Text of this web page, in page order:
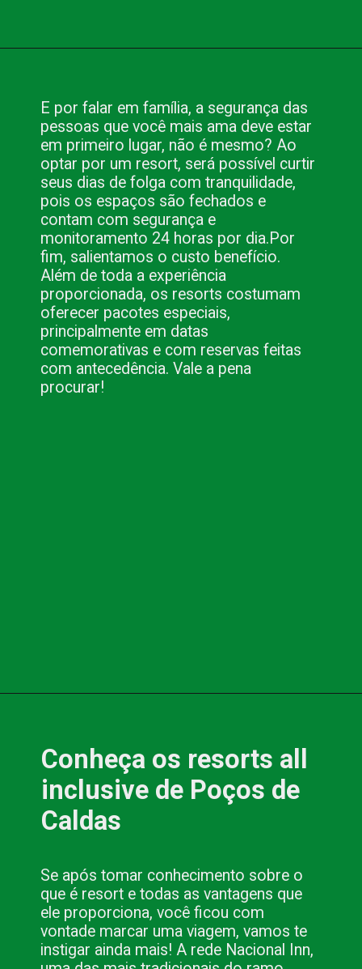
E por falar em família, a segurança das
pessoas que você mais ama deve estar
em primeiro lugar, não é mesmo? Ao
optar por um resort, será possível curtir
seus dias de folga com tranquilidade,
pois os espaços são fechados e
contam com segurança e
monitoramento 24 horas por dia.Por
fim, salientamos o custo benefício.
Além de toda a experiência
proporcionada, os resorts costumam
oferecer pacotes especiais,
principalmente em datas
comemorativas e com reservas feitas
com antecedência. Vale a pena
procurar!
Conheça os resorts all
inclusive de Poços de
Caldas
Se após tomar conhecimento sobre o
que é resort e todas as vantagens que
ele proporciona, você ficou com
vontade marcar uma viagem, vamos te
instigar ainda mais! A rede Nacional Inn,